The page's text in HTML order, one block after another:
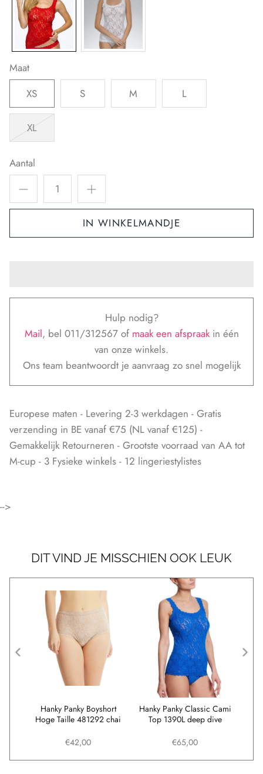
Maat
XS
S M L
XL
Aantal
IN WINKELMANDJE
Hulp nodig?
Mail, bel 011/312567 of maak een afspraak in één
van onze winkels.
Ons team beantwoordt je aanvraag zo snel mogelijk
Europese maten - Levering 2-3 werkdagen - Gratis
verzending in BE vanaf €75 (NL vanaf €125) -
Gemakkelijk Retourneren - Grootste voorraad van AA tot
M-cup - 3 Fysieke winkels - 12 lingeriestylistes
-->
DIT VIND JE MISSCHIEN OOK LEUK
Hanky Panky Classic Cami
Top 1390L deep dive
€65,00
Hanky Panky Boyshort
Hoge Taille 481292 chai
€42,00